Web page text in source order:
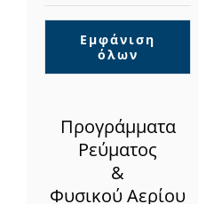
Εμφάνιση
όλων
Προγράμματα
Ρεύματος
&
Φυσικού Αερίου